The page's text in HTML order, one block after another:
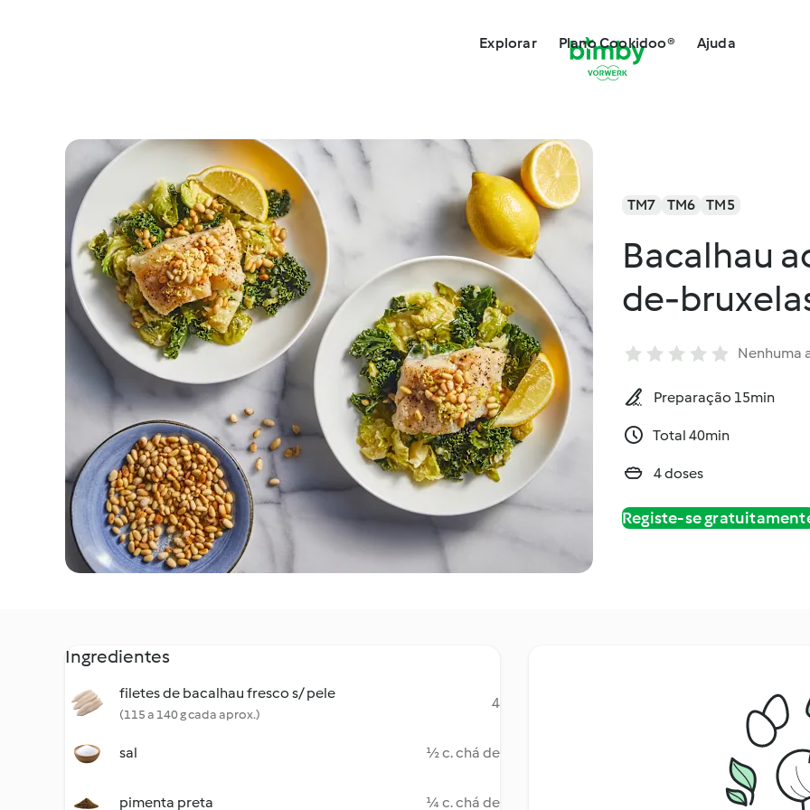
Explorar Plano Cookidoo® Ajuda
TM7 TM6 TM5
Bacalhau
de-
Nenhuma
Preparação 15min
Total 40min
4 doses
Registe-se
Ingredientes
filetes de bacalhau fresco s/ pele
(115 a 140 g cada aprox.)
4
sal ½ c. chá de
pimenta preta ¼ c. chá de